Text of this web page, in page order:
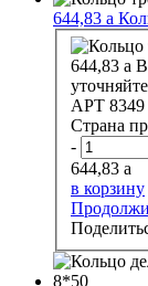
644,83 a
644,83 a
АРТ
Страна
-
644,83 a
в корзину